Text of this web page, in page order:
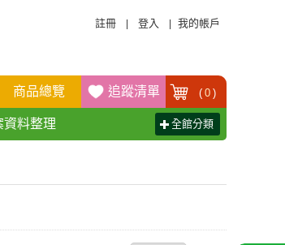
註冊 登入 我的帳戶
商品總覽 追蹤清單 ( 0 )
料整理 全館分類